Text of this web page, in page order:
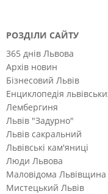
РОЗДІЛИ САЙТУ
365 днів Львова
Архів новин
Бізнесовий Львів
Енциклопедія
Лембергиня
Львів "Задурно"
Львів сакральний
Львівські кам'яниці
Люди Львова
Маловідома Львівщина
Мистецький Львів